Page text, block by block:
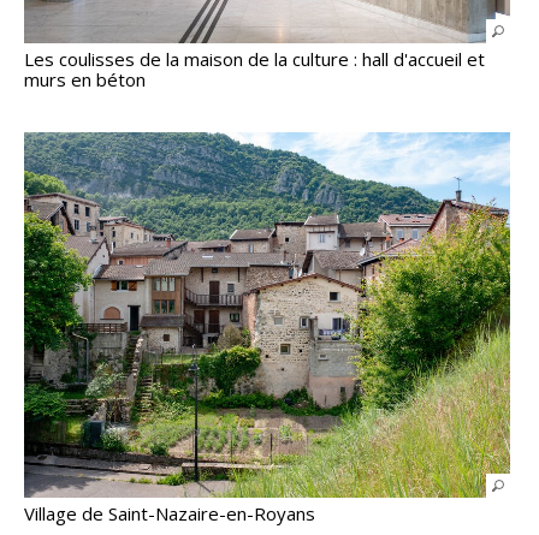
Les coulisses de la maison de la culture : hall d'accueil et
murs en béton
Village de Saint-Nazaire-en-Royans